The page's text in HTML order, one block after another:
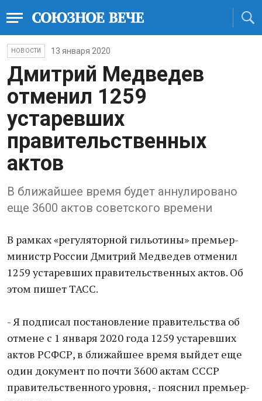
НОВОСТИ 13 января 2020
Дмитрий Медведев
отменил 1259
устаревших
правительственных
актов
В ближайшее время будет аннулировано
еще 3600 актов советского времени
В рамках «регуляторной гильотины» премьер-
министр России Дмитрий Медведев отменил
1259 устаревших правительственных актов. Об
этом пишет ТАСС.
- Я подписал постановление правительства об
отмене с 1 января 2020 года 1259 устаревших
актов РСФСР, в ближайшее время выйдет еще
один документ по почти 3600 актам СССР
правительственного уровня, - пояснил премьер-